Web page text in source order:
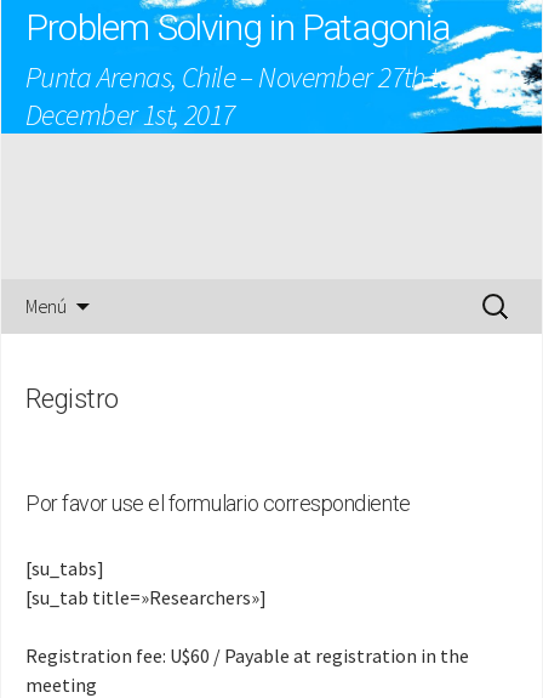
Problem Solving in Patagonia
Punta Arenas, Chile – November 27th to
December 1st, 2017
Menú Buscar:
Registro
Por favor use el formulario correspondiente
[su_tabs]
[su_tab title=»Researchers»]
Registration fee: U$60 / Payable at registration in the
meeting